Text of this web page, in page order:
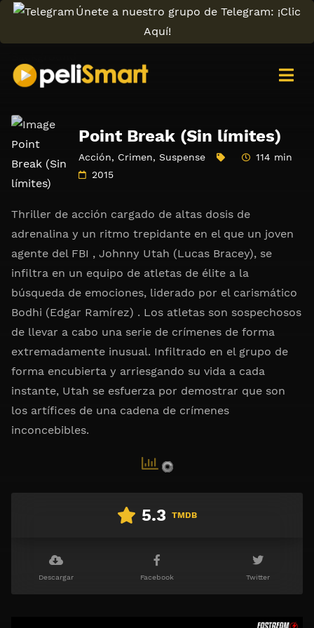
Únete a nuestro grupo de Telegram: ¡Clic
Aquí!
Point Break (Sin límites)
Acción, Crimen, Suspense
114 min
2015
Thriller de acción cargado de altas dosis de
adrenalina y un ritmo trepidante en el que un joven
agente del FBI , Johnny Utah (Lucas Bracey), se
infiltra en un equipo de atletas de élite a la
búsqueda de emociones, liderado por el carismático
Bodhi (Edgar Ramírez) . Los atletas son sospechosos
de llevar a cabo una serie de crímenes de forma
extremadamente inusual. Infiltrado en el grupo de
forma encubierta y arriesgando su vida a cada
instante, Utah se esfuerza por demostrar que son
los artífices de una cadena de crímenes
inconcebibles.
5.3 TMDB
Descargar Facebook Twitter